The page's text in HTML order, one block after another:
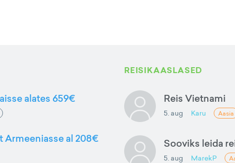
alates 659€
al 208€
REISIKAASLASED
Reis Vietnami
5. aug Karu Aasia
Sooviks leida
5. aug MarekP